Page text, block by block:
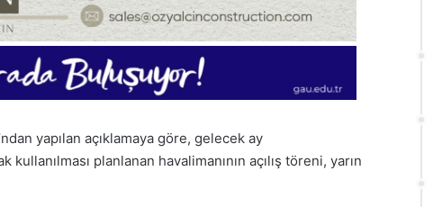
yapılan açıklamaya göre, gelecek ay
planlanan havalimanının açılış töreni, yarın